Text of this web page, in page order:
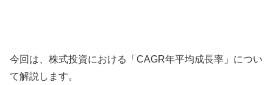
今回は、株式投資における「CAGR年平均成長率」につい
て解説します。